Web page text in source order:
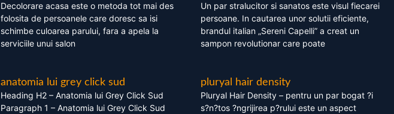
Decolorare acasa este o metoda tot mai des
folosita de persoanele care doresc sa isi
schimbe culoarea parului, fara a apela la
serviciile unui salon
Un par stralucitor si sanatos este visul fiecarei
persoane. In cautarea unor solutii eficiente,
brandul italian „Sereni Capelli” a creat un
sampon revolutionar care poate
anatomia lui grey click sud
Heading H2 – Anatomia lui Grey Click Sud
Paragraph 1 – Anatomia lui Grey Click Sud
pluryal hair density
Pluryal Hair Density – pentru un par bogat ?i
s?n?tos ?ngrijirea p?rului este un aspect